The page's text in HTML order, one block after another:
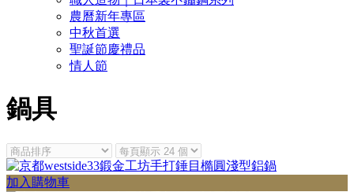
農曆新年專區
中秋首選
聖誕節慶禮品
情人節
鍋具
加入購物車